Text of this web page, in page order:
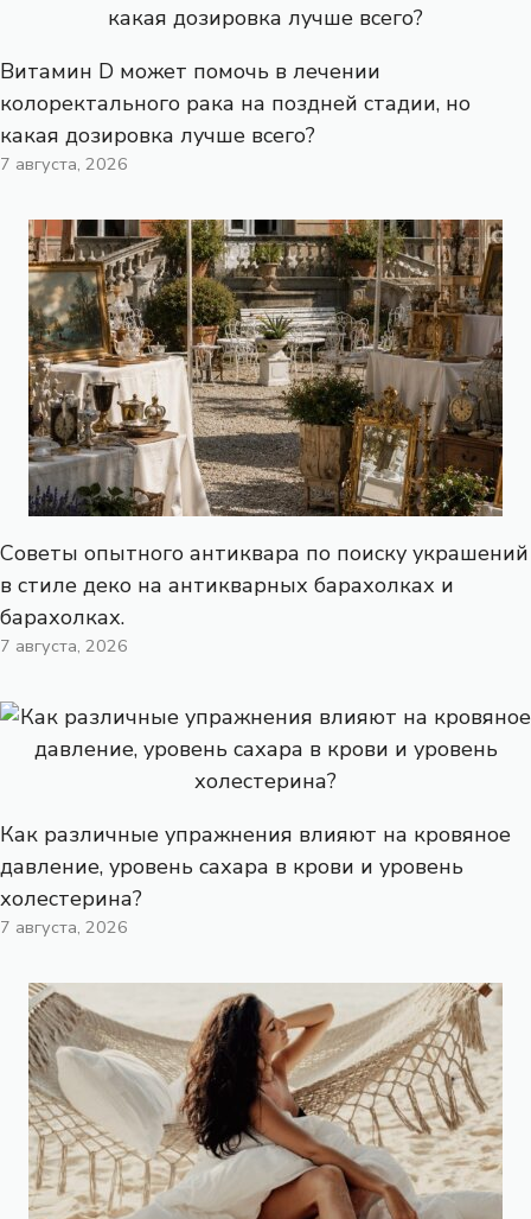
Витамин D может помочь в лечении
колоректального рака на поздней стадии, но
какая дозировка лучше всего?
7 августа, 2026
Советы опытного антиквара по поиску украшений
в стиле деко на антикварных барахолках и
барахолках.
7 августа, 2026
Как различные упражнения влияют на кровяное
давление, уровень сахара в крови и уровень
холестерина?
7 августа, 2026